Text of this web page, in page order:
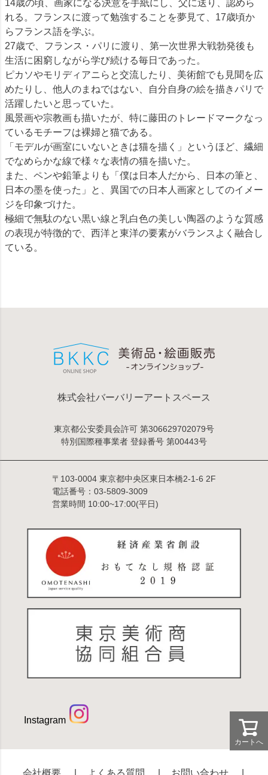
14歳の頃、画家になる決意を手紙にし、父に送り、認めら
れる。フランスに渡って勉強することを夢見て、17歳頃か
らフランス語を学ぶ。
27歳で、フランス・パリに渡り、第一次世界大戦勃発後も
生活に困窮しながら学び続ける毎日であった。
ピカソやモリディアニらと交流したり、美術館でも見聞を広
めたりし、他人のまねではない、自分自身の絵を描きパリで
活躍したいと思っていた。
風景画や宗教画も描いたが、特に藤田のトレードマークなっ
ているモチーフは裸婦と猫である。
「モデルが画室にいないときは猫を描く」というほど、繊細
でなめらかな線で様々な表情の猫を描いた。
また、ペンや鉛筆よりも「僕は日本人だから、日本の筆と、
日本の墨を使った」と、異国での日本人画家としてのイメー
ジを印象づけた。
極細で無駄のない黒い線と乳白色の美しい陶器のような質感
の表現が特徴的で、西洋と東洋の要素がバランスよく融合し
ている。
カートへ
株式会社バーバリーアートスペース
東京都公安委員会許可 第306629702079号
特別国際種事業者 登録番号 第00443号
〒103-0004 東京都中央区東日本橋2-1-6 2F
電話番号：03-5809-3009
営業時間 10:00~17:00(平日)
Instagram
会社概要 よくある質問 お問い合わせ